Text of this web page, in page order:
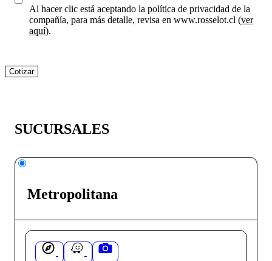
Al hacer clic está aceptando la política de privacidad de la
compañía, para más detalle, revisa en www.rosselot.cl (ver
aquí).
Cotizar
SUCURSALES
Metropolitana